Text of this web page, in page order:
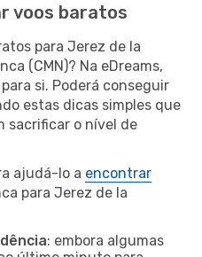
voos baratos
para Jerez de la
(CMN)? Na eDreams,
si. Poderá conseguir
estas dicas simples que
sacrificar o nível de
ajudá-lo a encontrar
para Jerez de la
: embora algumas